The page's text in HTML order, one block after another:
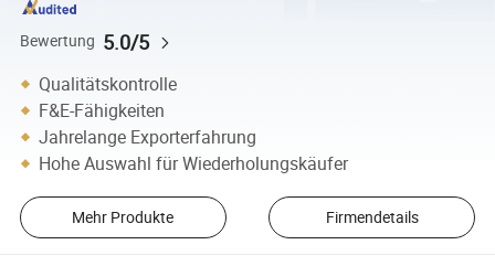
Bewertung 5.0/5
Qualitätskontrolle
F&E-Fähigkeiten
Jahrelange Exporterfahrung
Hohe Auswahl für Wiederholungskäufer
Mehr Produkte Firmendetails